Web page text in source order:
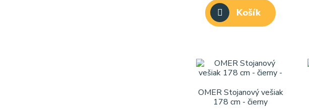
Košík
OMER Stojanový vešiak
178 cm - čierny